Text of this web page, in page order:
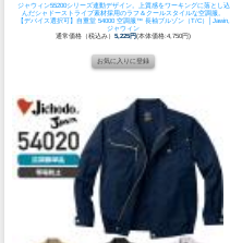
ジャウィン55200シリーズ連動デザイン。上質感をワーキングに落とし込
んだシャドーストライプ素材採用のラフ＆クールスタイルな空調服。
【デバイス選択可】自重堂 54000 空調服™ 長袖ブルゾン（T/C）│Jawin,
ジャウィン
通常価格（税込み）5,225円(本体価格:4,750円)